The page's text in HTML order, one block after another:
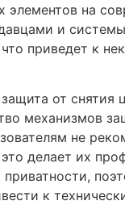
элементов на
и
приведет к
от снятия
механизмов
не
делает их
к